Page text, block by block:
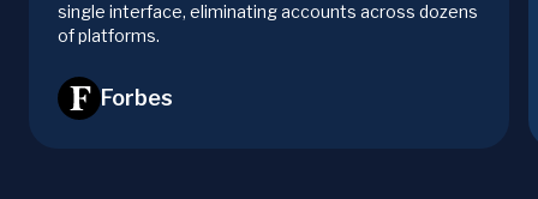
single interface, eliminating accounts across dozens
of platforms.
Forbes